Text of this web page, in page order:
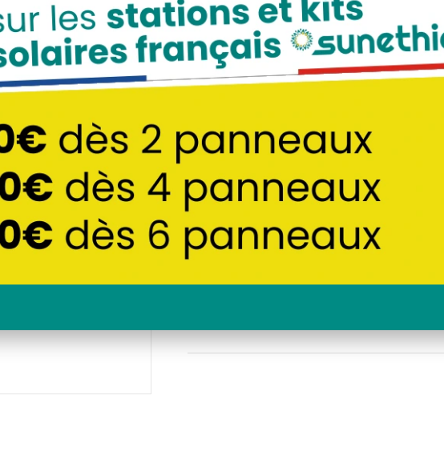
Lecoffret TECHNIDEAL AC 0-9K
complète pour protéger vos
Avec une protection 20A/30mA et
immunité, il assure la sécurité et la
Conçu pour être compatible avec les
et doté d’un emplacement dédié
facilite la connexion, la
production solaire.
Idéal pour les installations
345